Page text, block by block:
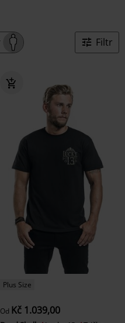
Filtr
Plus Size
Od Kč 1.039,00